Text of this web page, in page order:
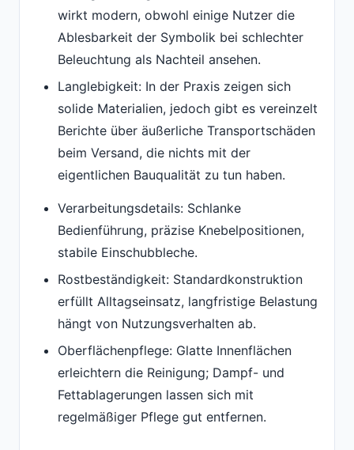
wirkt modern, obwohl einige Nutzer die
Ablesbarkeit der Symbolik bei schlechter
Beleuchtung als Nachteil ansehen.
Langlebigkeit: In der Praxis zeigen sich
solide Materialien, jedoch gibt es vereinzelt
Berichte über äußerliche Transportschäden
beim Versand, die nichts mit der
eigentlichen Bauqualität zu tun haben.
Verarbeitungsdetails: Schlanke
Bedienführung, präzise Knebelpositionen,
stabile Einschubbleche.
Rostbeständigkeit: Standardkonstruktion
erfüllt Alltagseinsatz, langfristige Belastung
hängt von Nutzungsverhalten ab.
Oberflächenpflege: Glatte Innenflächen
erleichtern die Reinigung; Dampf- und
Fettablagerungen lassen sich mit
regelmäßiger Pflege gut entfernen.